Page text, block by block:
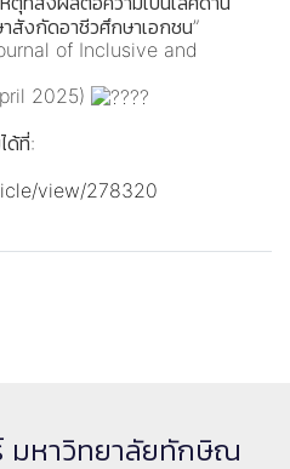
สังกัดอาชีวศึกษาเอกชน”
of Inclusive and
2025)
ด้ที่:
view/278320
มหาวิทยาลัยทักษิณ